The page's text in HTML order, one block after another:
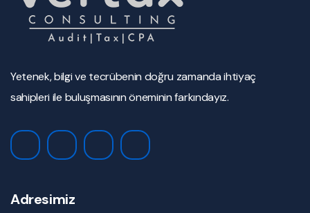
Yetenek, bilgi ve tecrübenin doğru zamanda ihtiyaç
sahipleri ile buluşmasının öneminin farkındayız.
Adresimiz